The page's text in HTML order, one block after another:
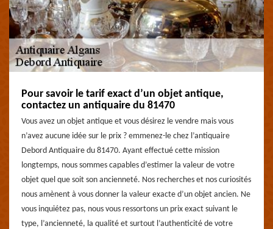
Pour savoir le tarif exact d’un objet antique,
contactez un antiquaire du 81470
Vous avez un objet antique et vous désirez le vendre mais vous
n’avez aucune idée sur le prix ? emmenez-le chez l’antiquaire
Debord Antiquaire du 81470. Ayant effectué cette mission
longtemps, nous sommes capables d’estimer la valeur de votre
objet quel que soit son ancienneté. Nos recherches et nos curiosités
nous amènent à vous donner la valeur exacte d’un objet ancien. Ne
vous inquiétez pas, nous vous ressortons un prix exact suivant le
type, l’ancienneté, la qualité et surtout l’authenticité de votre